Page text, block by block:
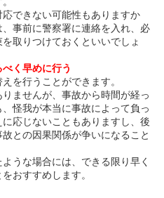
できない可能性もありますか
事前に警察署に連絡を入れ、必
取りつけておくといいでしょ
く早めに行う
を行うことができます。
ませんが、事故から時間が経っ
怪我が本当に事故によって負っ
応じないこともありますし、後
との因果関係が争いになること
うな場合には、できる限り早く
おすすめします。